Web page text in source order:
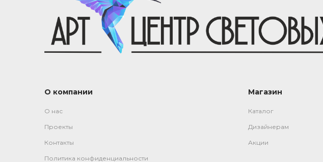
О компании
О нас
Проекты
Контакты
Политика конфиденциальности
Магазин
Каталог
Дизайнерам
Акции